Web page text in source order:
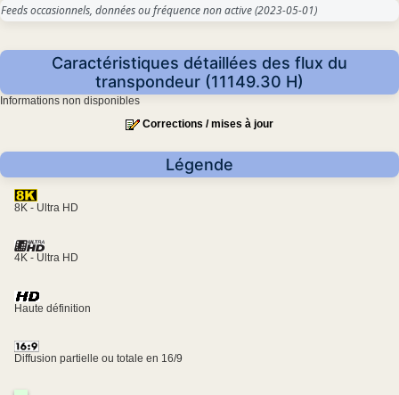
Feeds occasionnels, données ou fréquence non active(2023-05-01)
Caractéristiques détaillées des flux du
transpondeur (11149.30 H)
Informations non disponibles
Corrections / mises à jour
Légende
8K - Ultra HD
4K - Ultra HD
Haute définition
Diffusion partielle ou totale en 16/9